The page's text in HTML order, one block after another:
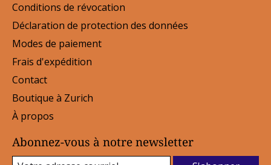
Conditions de révocation
Déclaration de protection des données
Modes de paiement
Frais d'expédition
Contact
Boutique à Zurich
À propos
Abonnez-vous à notre newsletter